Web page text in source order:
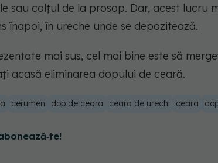
sau colțul de la prosop. Dar, acest lucru
înapoi, în ureche unde se depozitează.
mai sus, cel mai bine este să
acasă eliminarea dopului de ceară.
cerumen dop de ceara ceara de urechi ceara